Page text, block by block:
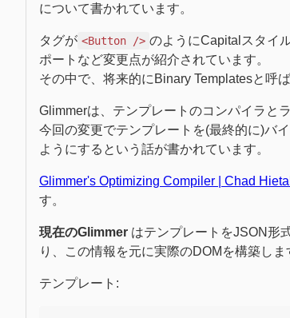
について書かれています。
タグが <Button /> のようにCapitalスタイ
ポートなど変更点が紹介されています。
その中で、将来的にBinary Templatesと呼
Glimmerは、テンプレートのコンパイラと
今回の変更でテンプレートを(最終的に)バ
ようにするという話が書かれています。
Glimmer's Optimizing Compiler | Chad
す。
現在のGlimmer はテンプレートをJSON形
り、この情報を元に実際のDOMを構築しま
テンプレート: